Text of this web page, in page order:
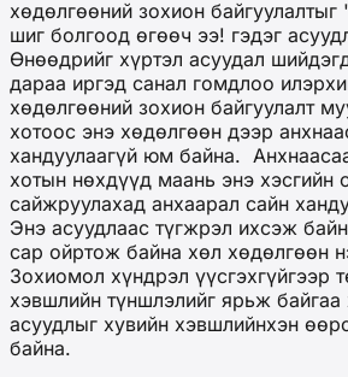
хөдөлгөөний зохион байгуулалтыг
шиг болгоод өгөөч ээ! гэдэг
Өнөөдрийг хүртэл асуудал
дараа иргэд санал гомдлоо
хөдөлгөөний зохион байгуулалт
хотоос энэ хөдөлгөөн дээр
хандуулаагүй юм байна.
хотын нөхдүүд маань энэ хэсгийн
сайжруулахад анхаарал сайн
Энэ асуудлаас түгжрэл ихсэж
сар ойртож байна хөл хөдөлгөөн
Зохиомол хүндрэл үүсгэхгүйгээр
хэвшлийн түншлэлийг ярьж
асуудлыг хувийн хэвшлийнхэн
байна.